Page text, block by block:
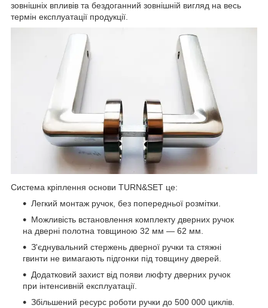
зовнішніх впливів та бездоганний зовнішній вигляд на весь
термін експлуатації продукції.
Система кріплення основи TURN&SET це:
Легкий монтаж ручок, без попередньої розмітки.
Можливість встановлення комплекту дверних ручок
на дверні полотна товщиною 32 мм — 62 мм.
З'єднувальний стержень дверної ручки та стяжні
гвинти не вимагають підгонки під товщину дверей.
Додатковий захист від появи люфту дверних ручок
при інтенсивній експлуатації.
Збільшений ресурс роботи ручки до 500 000 циклів.